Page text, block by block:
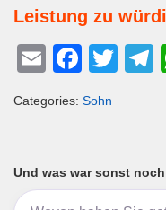
Leistung zu
E
ail
F
c
b
o
T
a
Categories: Sohn
Und was war sonst